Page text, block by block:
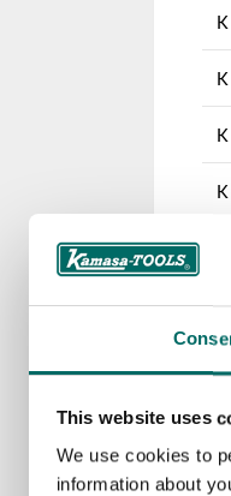
This website uses
We use cookies to
information about